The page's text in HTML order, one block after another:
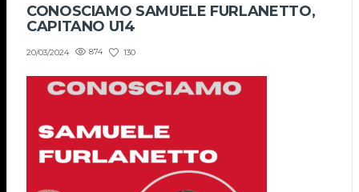
CONOSCIAMO SAMUELE FURLANETTO,
CAPITANO U14
20/03/2024 874 130